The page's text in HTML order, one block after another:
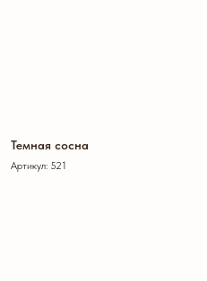
Темная сосна
Артикул: 521